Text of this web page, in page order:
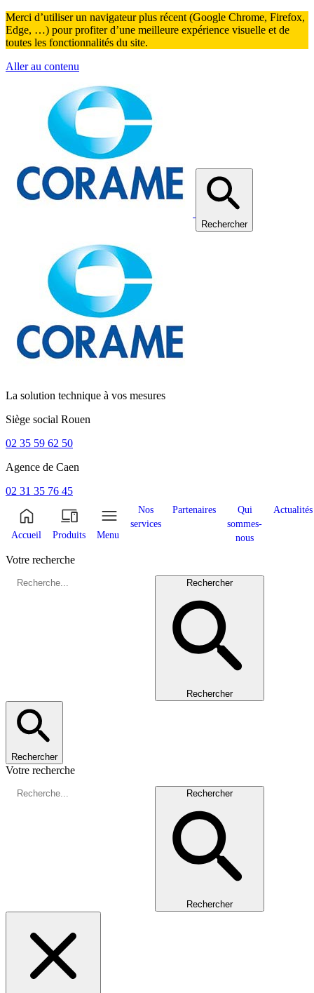
Merci d’utiliser un navigateur plus récent (Google Chrome, Firefox,
Edge, …) pour profiter d’une meilleure expérience visuelle et de
toutes les fonctionnalités du site.
Aller au contenu
Rechercher
La solution technique à vos mesures
Siège social Rouen
02 35 59 62 50
Agence de Caen
02 31 35 76 45
Accueil Produits Menu
Nos
services
Partenaires
Qui
sommes-
nous
Actualités
Votre recherche
Rechercher
Rechercher
Rechercher
Votre recherche
Rechercher
Rechercher